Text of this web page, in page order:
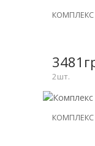
НОВИНКА
-26%
2шт.
НОВИНКА